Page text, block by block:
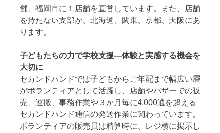
舗、福岡市に１店舗を直営しています。また、店舗
を持たない支部が、北海道、関東、京都、大阪にあ
ります。
子どもたちの力で学校支援―体験と実感する機会を
大切に
セカンドハンドでは子どもからご年配まで幅広い層
がボランティアとして活躍し、店舗やバザーでの販
売、運搬、事務作業や３か月毎に4,000通を超える
セカンドハンド通信の発送作業に関わっています。
ボランティアの販売員は精算時に、レジ横に掲示し